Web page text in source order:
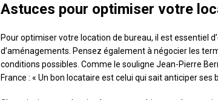
Astuces pour optimiser votre
Pour optimiser votre location de bureau, il est essentiel
d’aménagements. Pensez également à négocier les
conditions possibles. Comme le souligne Jean-Pierre
France : « Un bon locataire est celui qui sait anticiper